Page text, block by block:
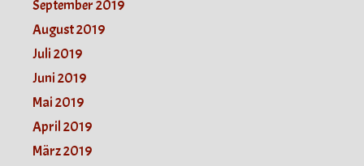
September 2019
August 2019
Juli 2019
Juni 2019
Mai 2019
April 2019
März 2019